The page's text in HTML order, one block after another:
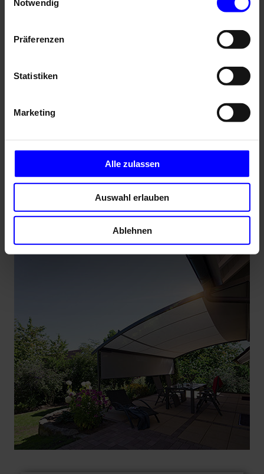
Notwendig
Präferenzen
Statistiken
Marketing
Alle zulassen
Auswahl erlauben
Ablehnen
Pergola-Markise P40 WeatherEdition